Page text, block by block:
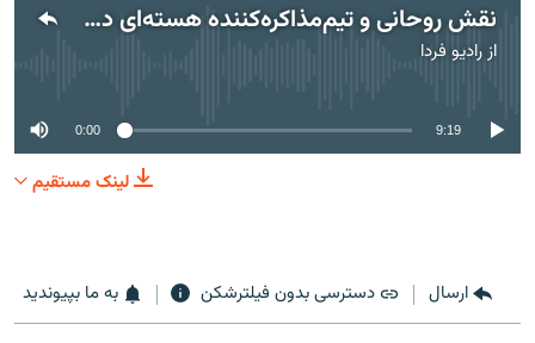
نقش روحانی و تیم‌مذاکره‌کننده هسته‌ای در به‌ثمر رسیدن مذاکرات
ازرادیو فردا
0:00 9:19
لینک مستقیم
ارسال دسترسی بدون فیلترشکن به ما بپیوندید